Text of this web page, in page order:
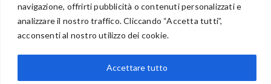
navigazione, offrirti pubblicità o contenuti personalizzati e
analizzare il nostro traffico. Cliccando “Accetta tutti”,
acconsenti al nostro utilizzo dei cookie.
Accettare tutto
BENVENUTI NEL PORTALE RIVENDITORI
via Acqua delle Noci 12